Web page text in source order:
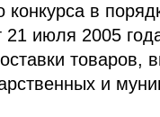
конкурса в
21 июля 2005
товаров,
и